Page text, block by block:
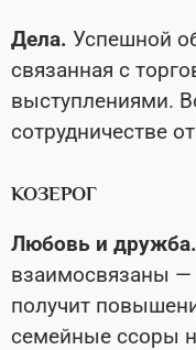
Дела. Успешной
связанная с
выступлениями.
сотрудничестве
КОЗЕРОГ
Любовь и дружба.
взаимосвязаны
получит
семейные ссоры